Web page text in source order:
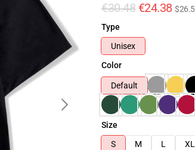
€30.48 €24.38
Type
Unisex
Color
Default
Size
S
M L XL